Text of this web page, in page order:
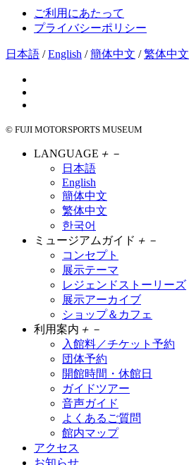
ご利用にあたって
プライバシーポリシー
日本語 /English /簡体中文 /繁体中文
© FUJI MOTORSPORTS MUSEUM
LANGUAGE ＋ －
日本語
English
簡体中文
繁体中文
한국어
ミュージアムガイド ＋ －
コンセプト
展示テーマ
レジェンドストーリーズ
展示アーカイブ
ショップ＆カフェ
利用案内 ＋ －
入館料／チケット予約
団体予約
開館時間・休館日
ガイドツアー
音声ガイド
よくあるご質問
館内マップ
アクセス